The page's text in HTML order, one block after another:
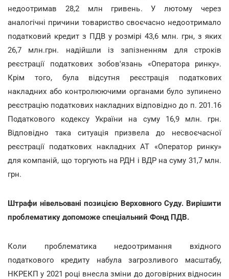
недоотримав 28,2 млн гривень. У лютому через
аналогічні причини товариство своєчасно недоотримало
податковий кредит з ПДВ у розмірі 43,6 млн. грн, з яких
26,7 млн.грн. надійшли із запізненням для строків
реєстрації податкових зобов'язань «Оператора ринку».
Крім того, була відсутня реєстрація податкових
накладних або контролюючими органами було зупинено
реєстрацію податкових накладних відповідно до п. 201.16
Податкового кодексу України на суму 16,9 млн. грн.
Відповідно така ситуація призвела до несвоєчасної
реєстрації податкових накладних АТ «Оператор ринку»
для компаній, що торгують на РДН і ВДР на суму 31,7 млн.
грн.
Штрафи нівельовані позицією Верховного Cуду. Вирішити
проблематику допоможе спеціальний Фонд ПДВ.
Коли проблематика недоотримання вхідного
податкового кредиту набула загрозливого масштабу,
НКРЕКП у 2021 році внесла зміни до договірних відносин